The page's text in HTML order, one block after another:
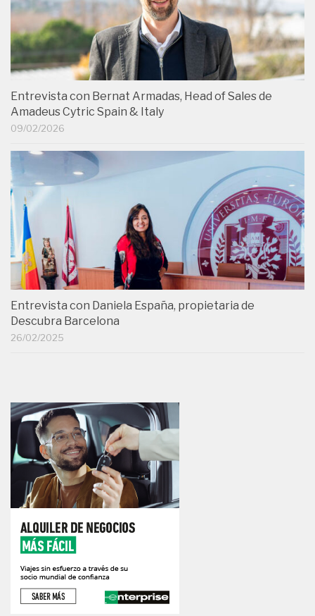
Entrevista con Bernat Armadas, Head of Sales de
Amadeus Cytric Spain & Italy
09/02/2026
Entrevista con Daniela España, propietaria de
Descubra Barcelona
26/02/2025